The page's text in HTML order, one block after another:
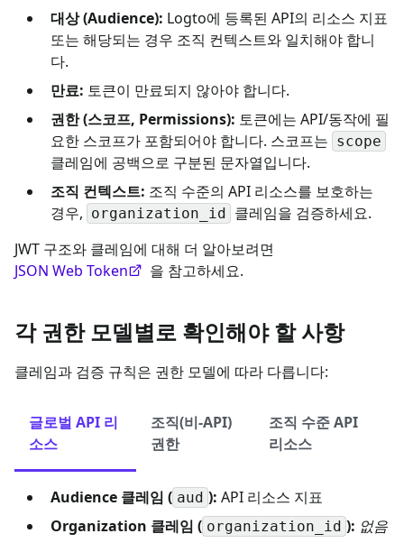
대상 (Audience): Logto에 등록된 API의 리소스 지표
또는 해당되는 경우 조직 컨텍스트와 일치해야 합니
다.
만료: 토큰이 만료되지 않아야 합니다.
권한 (스코프, Permissions): 토큰에는 API/동작에 필
요한 스코프가 포함되어야 합니다. 스코프는 scope
클레임에 공백으로 구분된 문자열입니다.
조직 컨텍스트: 조직 수준의 API 리소스를 보호하는
경우, organization_id
클레임을 검증하세요.
JWT 구조와 클레임에 대해 더 알아보려면
JSON Web Token
을 참고하세요.
각 권한 모델별로 확인해야 할 사항
클레임과 검증 규칙은 권한 모델에 따라 다릅니다:
글로벌 API 리
소스
조직(비-API)
권한
조직 수준 API
리소스
Audience 클레임 ( aud ): API 리소스 지표
Organization 클레임 ( organization_id ): 없음